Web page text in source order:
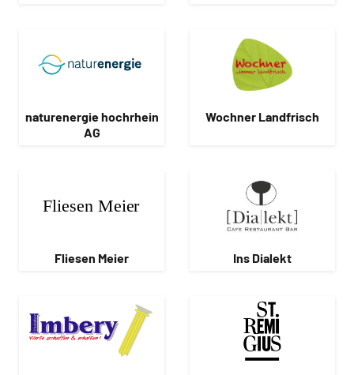
naturenergie hochrhein
AG
Wochner Landfrisch
Fliesen Meier Ins Dialekt